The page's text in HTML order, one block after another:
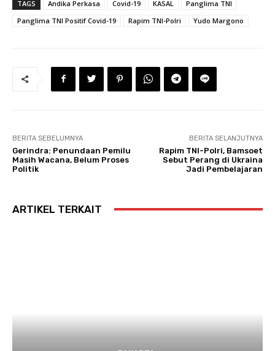
TAGS Andika Perkasa Covid-19 KASAL
Panglima TNI
Panglima TNI Positif Covid-19
Rapim TNI-Polri Yudo Margono
BERITA SEBELUMNYA
Gerindra: Penundaan Pemilu
Masih Wacana, Belum Proses
Politik
BERITA SELANJUTNYA
Rapim TNI-Polri, Bamsoet
Sebut Perang di Ukraina
Jadi Pembelajaran
ARTIKEL TERKAIT